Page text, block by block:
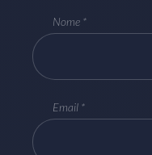
Nome
Email